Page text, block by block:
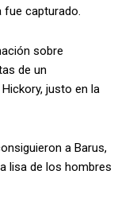
fue capturado.
sobre
de un
justo en la
a Barus,
lisa de los hombres